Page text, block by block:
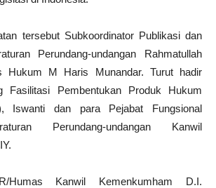
tersebut Subkoordinator Publikasi dan
Perundang-undangan Rahmatullah
Hukum M Haris Munandar. Turut hadir
Fasilitasi Pembentukan Produk Hukum
Iswanti dan para Pejabat Fungsional
Perundang-undangan Kanwil
Humas Kanwil Kemenkumham D.I.